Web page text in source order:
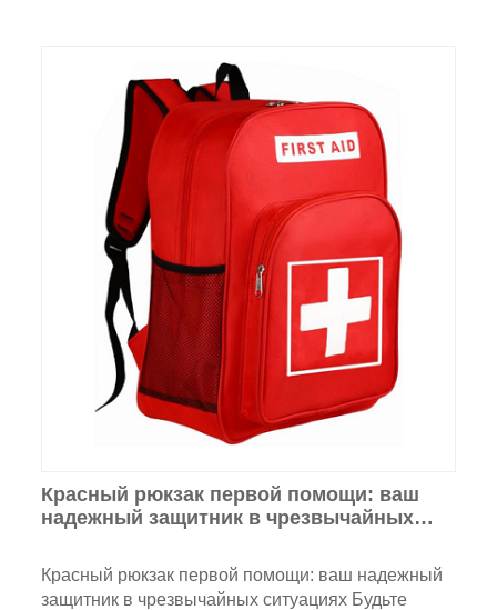
Красный рюкзак первой помощи: ваш
надежный защитник в чрезвычайных
Красный рюкзак первой помощи: ваш надежный
защитник в чрезвычайных ситуациях Будьте